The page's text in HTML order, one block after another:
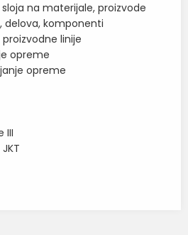
na materijale, proizvode
delova, komponenti
linije
opreme
opreme
III